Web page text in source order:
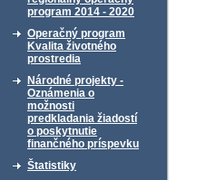
program 2014 - 2020
Operačný program
Kvalita životného
prostredia
Národné projekty -
Oznámenia o
možnosti
predkladania žiadostí
o poskytnutie
finančného príspevku
Štatistiky